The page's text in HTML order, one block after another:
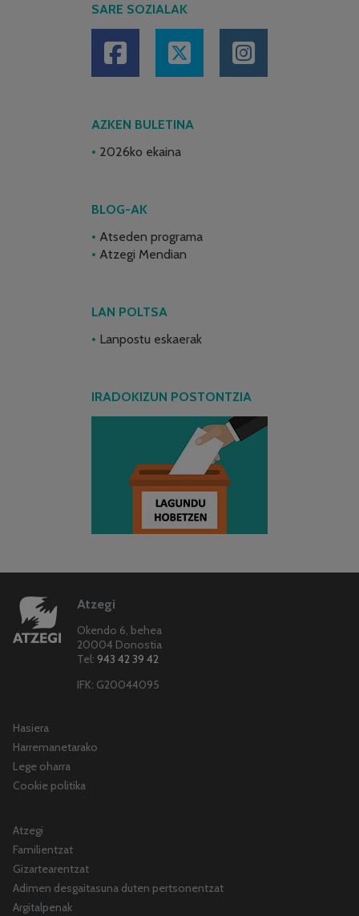
SARE SOZIALAK
AZKEN BULETINA
2026ko ekaina
BLOG-AK
Atseden programa
Atzegi Mendian
LAN POLTSA
Lanpostu eskaerak
IRADOKIZUN POSTONTZIA
Atzegi
Okendo 6, behea
20004 Donostia
Tel: 943 42 39 42
IFK: G20044095
Hasiera
Harremanetarako
Lege oharra
Cookie politika
Atzegi
Familientzat
Gizartearentzat
Adimen desgaitasuna duten pertsonentzat
Argitalpenak